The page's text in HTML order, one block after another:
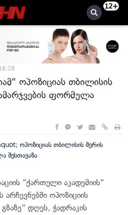
12+
ოპოზიციას თბილისის
ფორმულა
"ქართული აკადემიის"
არჩევნებში ოპოზიციის
დღეს, ჭადრაკის